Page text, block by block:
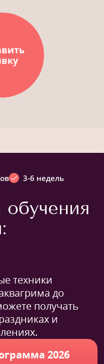
3-6 недель
техники
до
получать
и
2026